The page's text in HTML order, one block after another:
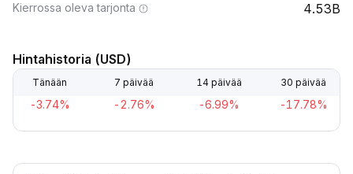
Kierrossa oleva tarjonta 4.53B
Hintahistoria (USD)
Tänään 7 päivää 14 päivää 30 päivää
-3.74% -2.76% -6.99% -17.78%